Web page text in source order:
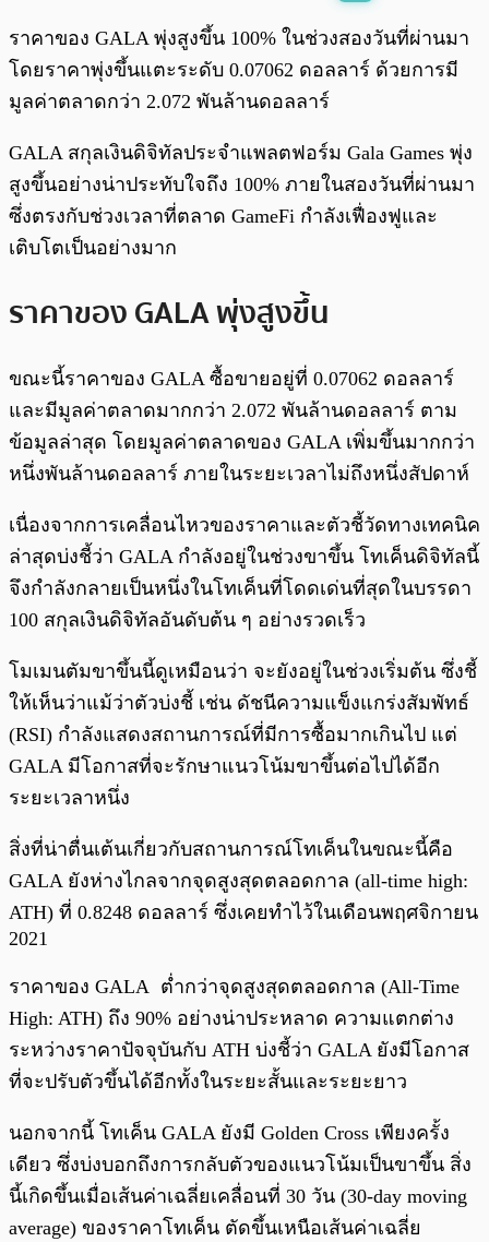
0:00 / 0:00
ราคาของ GALA พุ่งสูงขึ้น 100% ในช่วงสองวันที่ผ่านมา
โดยราคาพุ่งขึ้นแตะระดับ 0.07062 ดอลลาร์ ด้วยการมี
มูลค่าตลาดกว่า 2.072 พันล้านดอลลาร์
GALA สกุลเงินดิจิทัลประจำแพลตฟอร์ม Gala Games พุ่ง
สูงขึ้นอย่างน่าประทับใจถึง 100% ภายในสองวันที่ผ่านมา
ซึ่งตรงกับช่วงเวลาที่ตลาด GameFi กำลังเฟื่องฟูและ
เติบโตเป็นอย่างมาก
ราคาของ GALA พุ่งสูงขึ้น
ขณะนี้ราคาของ GALA ซื้อขายอยู่ที่ 0.07062 ดอลลาร์
และมีมูลค่าตลาดมากกว่า 2.072 พันล้านดอลลาร์ ตาม
ข้อมูลล่าสุด โดยมูลค่าตลาดของ GALA เพิ่มขึ้นมากกว่า
หนึ่งพันล้านดอลลาร์ ภายในระยะเวลาไม่ถึงหนึ่งสัปดาห์
เนื่องจากการเคลื่อนไหวของราคาและตัวชี้วัดทางเทคนิค
ล่าสุดบ่งชี้ว่า GALA กำลังอยู่ในช่วงขาขึ้น โทเค็นดิจิทัลนี้
จึงกำลังกลายเป็นหนึ่งในโทเค็นที่โดดเด่นที่สุดในบรรดา
100 สกุลเงินดิจิทัลอันดับต้น ๆ อย่างรวดเร็ว
โมเมนตัมขาขึ้นนี้ดูเหมือนว่า จะยังอยู่ในช่วงเริ่มต้น ซึ่งชี้
ให้เห็นว่าแม้ว่าตัวบ่งชี้ เช่น ดัชนีความแข็งแกร่งสัมพัทธ์
(RSI) กำลังแสดงสถานการณ์ที่มีการซื้อมากเกินไป แต่
GALA มีโอกาสที่จะรักษาแนวโน้มขาขึ้นต่อไปได้อีก
ระยะเวลาหนึ่ง
สิ่งที่น่าตื่นเต้นเกี่ยวกับสถานการณ์โทเค็นในขณะนี้คือ
GALA ยังห่างไกลจากจุดสูงสุดตลอดกาล (all-time high:
ATH) ที่ 0.8248 ดอลลาร์ ซึ่งเคยทำไว้ในเดือนพฤศจิกายน
2021
ราคาของ GALA ต่ำกว่าจุดสูงสุดตลอดกาล (All-Time
High: ATH) ถึง 90% อย่างน่าประหลาด ความแตกต่าง
ระหว่างราคาปัจจุบันกับ ATH บ่งชี้ว่า GALA ยังมีโอกาส
ที่จะปรับตัวขึ้นได้อีกทั้งในระยะสั้นและระยะยาว
นอกจากนี้ โทเค็น GALA ยังมี Golden Cross เพียงครั้ง
เดียว ซึ่งบ่งบอกถึงการกลับตัวของแนวโน้มเป็นขาขึ้น สิ่ง
นี้เกิดขึ้นเมื่อเส้นค่าเฉลี่ยเคลื่อนที่ 30 วัน (30-day moving
average) ของราคาโทเค็น ตัดขึ้นเหนือเส้นค่าเฉลี่ย